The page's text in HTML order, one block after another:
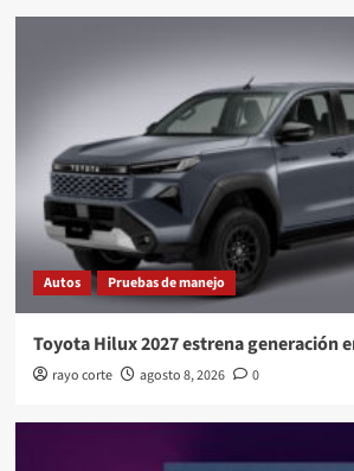
Autos Pruebas de manejo
Toyota Hilux 2027 estrena generación
rayo corte agosto 8, 2026 0